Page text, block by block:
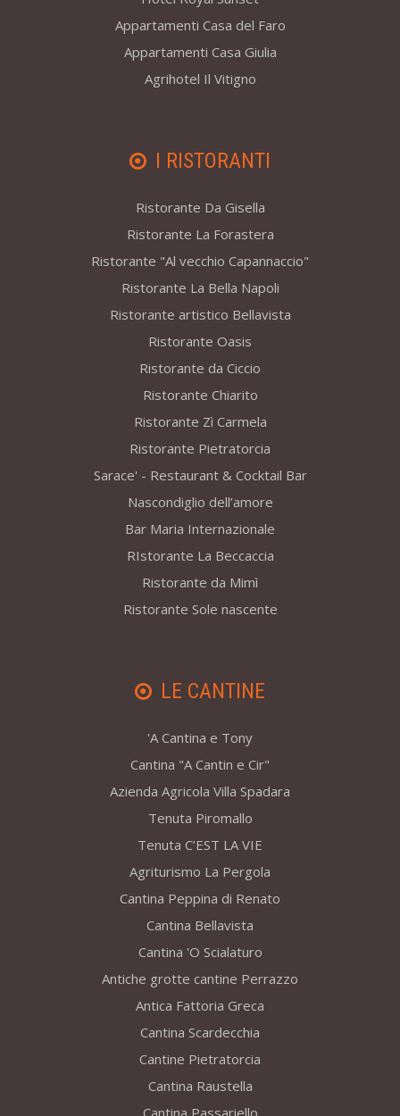
Appartamenti Casa del Faro
Appartamenti Casa Giulia
Agrihotel Il Vitigno
I RISTORANTI
Ristorante Da Gisella
Ristorante La Forastera
Ristorante "Al vecchio Capannaccio"
Ristorante La Bella Napoli
Ristorante artistico Bellavista
Ristorante Oasis
Ristorante da Ciccio
Ristorante Chiarito
Ristorante Zì Carmela
Ristorante Pietratorcia
Sarace' - Restaurant & Cocktail Bar
Nascondiglio dell’amore
Bar Maria Internazionale
RIstorante La Beccaccia
Ristorante da Mimì
Ristorante Sole nascente
LE CANTINE
'A Cantina e Tony
Cantina "A Cantin e Cir"
Azienda Agricola Villa Spadara
Tenuta Piromallo
Tenuta C’EST LA VIE
Agriturismo La Pergola
Cantina Peppina di Renato
Cantina Bellavista
Cantina 'O Scialaturo
Antiche grotte cantine Perrazzo
Antica Fattoria Greca
Cantina Scardecchia
Cantine Pietratorcia
Cantina Raustella